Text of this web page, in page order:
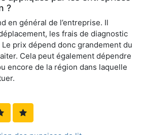
?
en général de l’entreprise. Il
les frais de diagnostic
prix dépend donc grandement du
Cela peut également dépendre
encore de la région dans laquelle